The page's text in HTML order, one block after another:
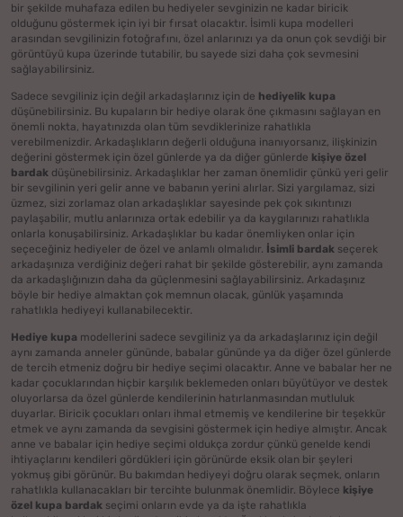
bir şekilde muhafaza edilen bu hediyeler sevginizin ne kadar biricik
olduğunu göstermek için iyi bir fırsat olacaktır. İsimli kupa modelleri
arasından sevgilinizin fotoğrafını, özel anlarınızı ya da onun çok sevdiği bir
görüntüyü kupa üzerinde tutabilir, bu sayede sizi daha çok sevmesini
sağlayabilirsiniz.
Sadece sevgiliniz için değil arkadaşlarınız için de hediyelik kupa
düşünebilirsiniz. Bu kupaların bir hediye olarak öne çıkmasını sağlayan en
önemli nokta, hayatınızda olan tüm sevdiklerinize rahatlıkla
verebilmenizdir. Arkadaşlıkların değerli olduğuna inanıyorsanız, ilişkinizin
değerini göstermek için özel günlerde ya da diğer günlerde kişiye özel
bardak düşünebilirsiniz. Arkadaşlıklar her zaman önemlidir çünkü yeri gelir
bir sevgilinin yeri gelir anne ve babanın yerini alırlar. Sizi yargılamaz, sizi
üzmez, sizi zorlamaz olan arkadaşlıklar sayesinde pek çok sıkıntınızı
paylaşabilir, mutlu anlarınıza ortak edebilir ya da kaygılarınızı rahatlıkla
onlarla konuşabilirsiniz. Arkadaşlıklar bu kadar önemliyken onlar için
seçeceğiniz hediyeler de özel ve anlamlı olmalıdır. İsimli bardak seçerek
arkadaşınıza verdiğiniz değeri rahat bir şekilde gösterebilir, aynı zamanda
da arkadaşlığınızın daha da güçlenmesini sağlayabilirsiniz. Arkadaşınız
böyle bir hediye almaktan çok memnun olacak, günlük yaşamında
rahatlıkla hediyeyi kullanabilecektir.
Hediye kupa modellerini sadece sevgiliniz ya da arkadaşlarınız için değil
aynı zamanda anneler gününde, babalar gününde ya da diğer özel günlerde
de tercih etmeniz doğru bir hediye seçimi olacaktır. Anne ve babalar her ne
kadar çocuklarından hiçbir karşılık beklemeden onları büyütüyor ve destek
oluyorlarsa da özel günlerde kendilerinin hatırlanmasından mutluluk
duyarlar. Biricik çocukları onları ihmal etmemiş ve kendilerine bir teşekkür
etmek ve aynı zamanda da sevgisini göstermek için hediye almıştır. Ancak
anne ve babalar için hediye seçimi oldukça zordur çünkü genelde kendi
ihtiyaçlarını kendileri gördükleri için görünürde eksik olan bir şeyleri
yokmuş gibi görünür. Bu bakımdan hediyeyi doğru olarak seçmek, onların
rahatlıkla kullanacakları bir tercihte bulunmak önemlidir. Böylece kişiye
özel kupa bardak seçimi onların evde ya da işte rahatlıkla